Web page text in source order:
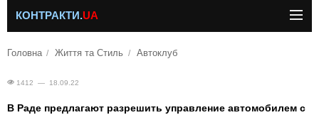
КОНТРАКТИ.UA
Головна Життя та Стиль Автоклуб
1412 — 18.09.22
В Раде предлагают разрешить управление автомобилем с